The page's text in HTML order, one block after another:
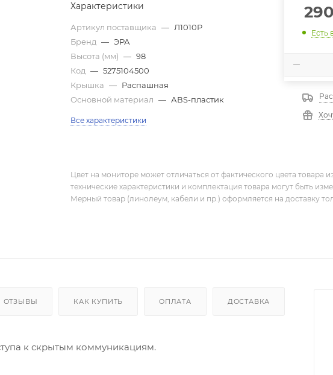
Характеристики
Артикул поставщика — Л1010Р
Бренд — ЭРА
Высота (мм) — 98
Код — 5275104500
Крышка — Распашная
Основной материал — АВS-пластик
Все характеристики
290
Есть
Цвет на мониторе может отличаться от фактического цвета товара
технические характеристики и комплектация товара могут быть
Мерный товар (линолеум, кабели и пр.) оформляется на доставку
ОТЗЫВЫ КАК КУПИТЬ ОПЛАТА ДОСТАВКА
к скрытым коммуникациям.